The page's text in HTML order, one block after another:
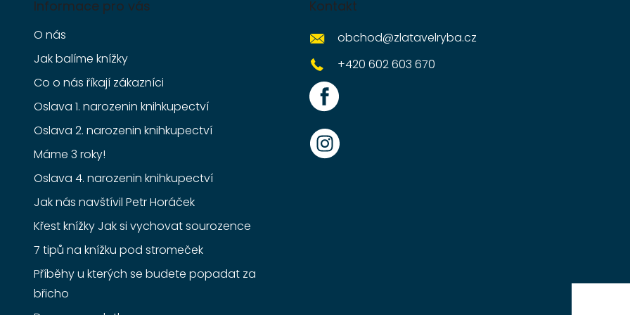
Informace pro vás
O nás
Jak balíme knížky
Co o nás říkají zákazníci
Oslava 1. narozenin knihkupectví
Oslava 2. narozenin knihkupectví
Máme 3 roky!
Oslava 4. narozenin knihkupectví
Jak nás navštívil Petr Horáček
Křest knížky Jak si vychovat sourozence
7 tipů na knížku pod stromeček
Příběhy u kterých se budete popadat za
břicho
Kontakt
obchod@zlatavelryba.cz
+420 602 603 670